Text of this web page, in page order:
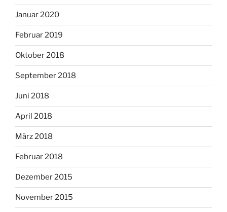
Januar 2020
Februar 2019
Oktober 2018
September 2018
Juni 2018
April 2018
März 2018
Februar 2018
Dezember 2015
November 2015